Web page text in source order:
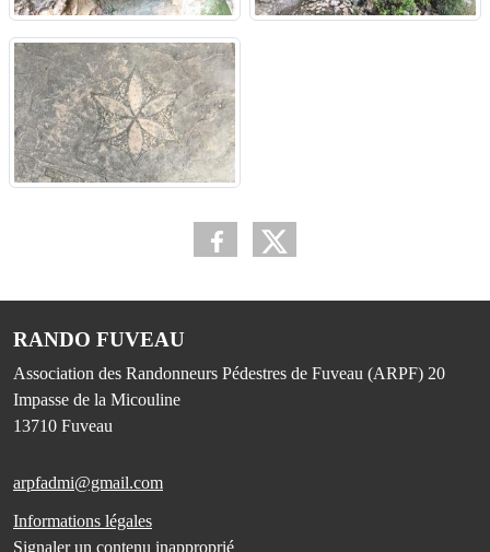
RANDO FUVEAU
Association des Randonneurs Pédestres de Fuveau (ARPF) 20
Impasse de la Micouline
13710 Fuveau
arpfadmi@gmail.com
Informations légales
Signaler un contenu inapproprié